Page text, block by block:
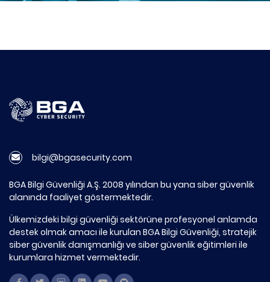
bilgi@bgasecurity.com
BGA Bilgi Güvenliği A.Ş. 2008 yılından bu yana siber güvenlik
alanında faaliyet göstermektedir.
Ülkemizdeki bilgi güvenliği sektörüne profesyonel anlamda
destek olmak amacı ile kurulan BGA Bilgi Güvenliği, stratejik
siber güvenlik danışmanlığı ve siber güvenlik eğitimleri ile
kurumlara hizmet vermektedir.